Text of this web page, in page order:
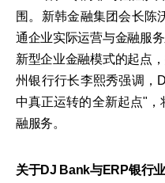
围。新韩金融集团会长陈
通企业实际运营与金融服
新型企业金融模式的起点
州银行行长李熙秀强调，
中真正运转的全新起点"
融服务。
关于DJ Bank与ERP银行